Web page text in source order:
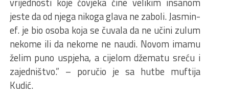
jeste da od njega nikoga glava ne zaboli. Jasmin-
ef. je bio osoba koja se čuvala da ne učini zulum
nekome ili da nekome ne naudi. Novom imamu
želim puno uspjeha, a cijelom džematu sreću i
zajedništvo.” – poručio je sa hutbe muftija
Kudić.